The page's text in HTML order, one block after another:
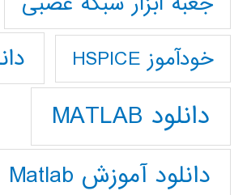
خودآموز HSPICE
دانلود MATLAB
دانلود آموزش Matlab